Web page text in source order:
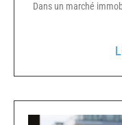
Dans un marché